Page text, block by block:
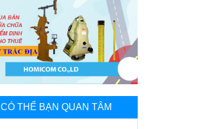
CÓ THỂ BẠN QUAN TÂM